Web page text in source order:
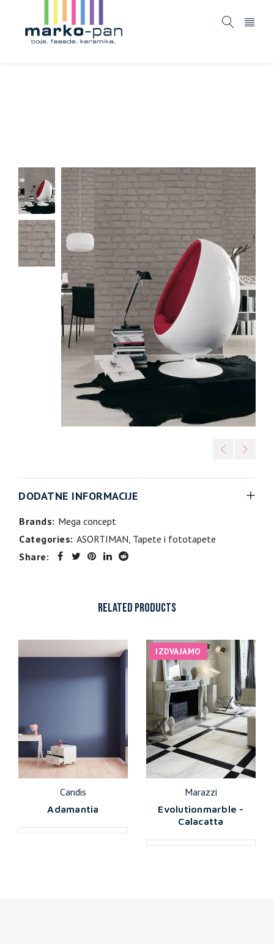
DODATNE INFORMACIJE
Brands: Mega concept
Categories: ASORTIMAN, Tapete i fototapete
Share:
RELATED PRODUCTS
Candis
Adamantia
IZDVAJAMO
Marazzi
Evolutionmarble -
Calacatta